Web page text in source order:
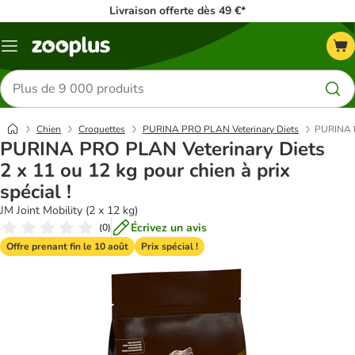
Livraison offerte dès 49 €*
Menu
Rechercher
des
produits
Chien Croquettes PURINA PRO PLAN Veterinary Diets PURINA
PURINA PRO PLAN Veterinary Diets
2 x 11 ou 12 kg pour chien à prix
spécial !
JM Joint Mobility (2 x 12 kg)
(0) Écrivez un avis
Offre prenant fin le 10 août Prix spécial !